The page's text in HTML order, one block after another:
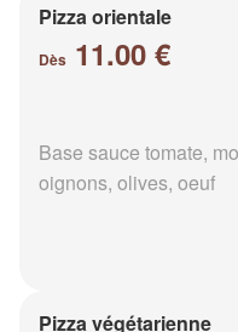
Pizza orientale
Dès 11.00 €
Base sauce tomate,
oignons, olives, oeuf
Pizza végétarienne